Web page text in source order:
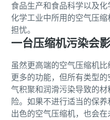
您需要了解的一切关
了解如何创建效率更高的
食品生产和食品科学以及
化学工业中所用的空气压
担忧。
一台压缩机污染会
虽然更高端的空气压缩机
更多的功能，但所有类型
气积聚和润滑污染导致的
险。如果不进行适当的保
出色的空气压缩机，也会